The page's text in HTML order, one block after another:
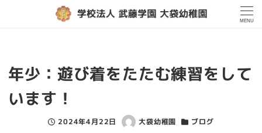
MENU
年少：遊び着をたたむ練習をして
います！
投稿日
2024年4月22日
著
大袋幼稚園
カテゴリー
ブログ